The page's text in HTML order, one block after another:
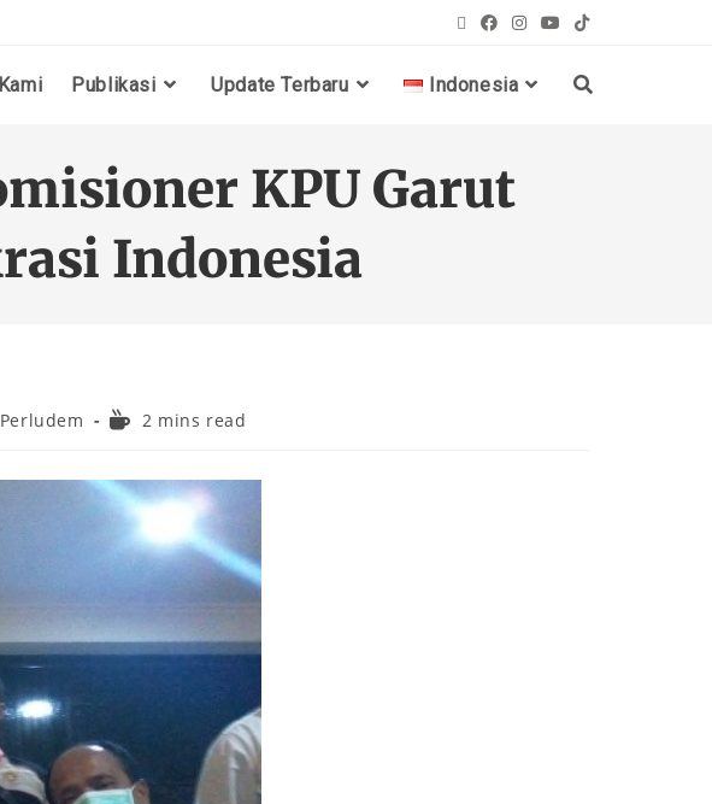
Publikasi Update Terbaru Indonesia
KPU Garut
Indonesia
2 mins read